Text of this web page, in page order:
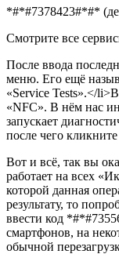
*#*#7378423#*#*
Смотрите все
После ввода
меню. Его ещё
«Service Tests».</
«NFC». В нём нас
запускает
после чего
Вот и всё, так вы
работает на всех
которой данная
результату, то
ввести код
смартфонов, на
обычной